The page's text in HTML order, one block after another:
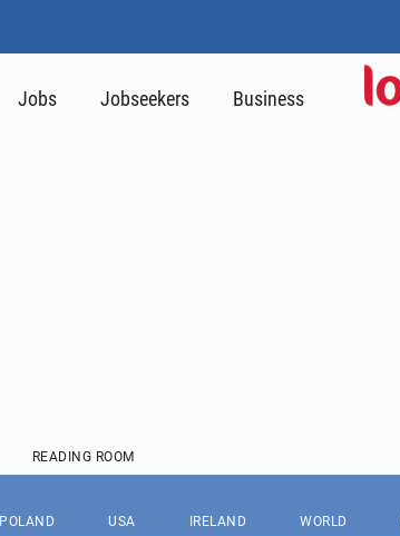
Jobs Jobseekers Business
READING ROOM
POLAND USA IRELAND WORLD